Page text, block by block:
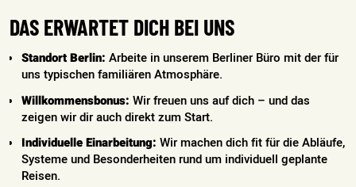
DAS ERWARTET DICH BEI UNS
Standort Berlin:Arbeite in unserem Berliner Büro mit der für
uns typischen familiären Atmosphäre.
Willkommensbonus:Wir freuen uns auf dich – und das
zeigen wir dir auch direkt zum Start.
Individuelle Einarbeitung:Wir machen dich fit für die Abläufe,
Systeme und Besonderheiten rund um individuell geplante
Reisen.